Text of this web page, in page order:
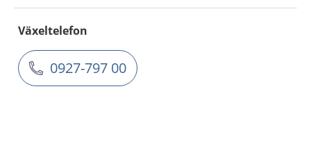
Växeltelefon
0927-797 00